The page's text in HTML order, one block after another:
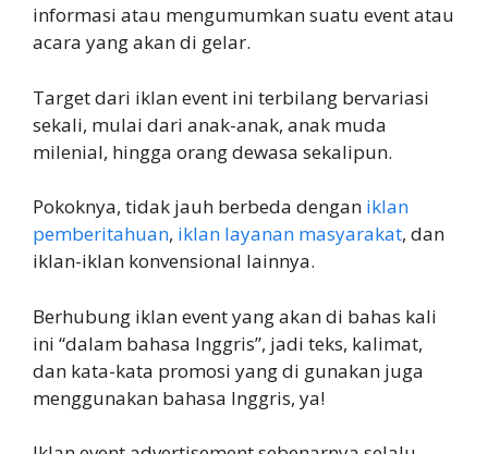
informasi atau mengumumkan suatu event atau
acara yang akan di gelar.
Target dari iklan event ini terbilang bervariasi
sekali, mulai dari anak-anak, anak muda
milenial, hingga orang dewasa sekalipun.
Pokoknya, tidak jauh berbeda dengan iklan
pemberitahuan, iklan layanan masyarakat, dan
iklan-iklan konvensional lainnya.
Berhubung iklan event yang akan di bahas kali
ini “dalam bahasa Inggris”, jadi teks, kalimat,
dan kata-kata promosi yang di gunakan juga
menggunakan bahasa Inggris, ya!